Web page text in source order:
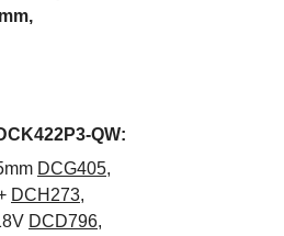
QW:
DCG405,
DCH273,
DCD796,